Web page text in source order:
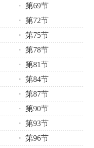
第69节
第72节
第75节
第78节
第81节
第84节
第87节
第90节
第93节
第96节